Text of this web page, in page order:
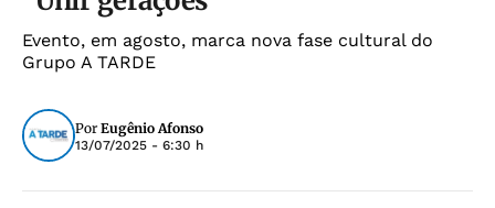
Evento, em agosto, marca nova fase cultural do
Grupo A TARDE
Por Eugênio Afonso
13/07/2025 - 6:30 h